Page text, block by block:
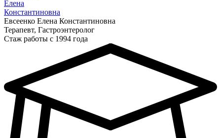
Елена
Константиновна
Евсеенко Елена Константиновна
Терапевт, Гастроэнтеролог
Стаж работы с 1994 года